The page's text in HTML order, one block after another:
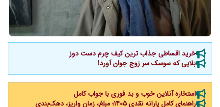
خرید اقساطی جذاب ترین کیف چرم دست دوز
بلایی که سوسک سر زوج جوان آورد!
استخاره آنلاین خوب و بد فوری با جواب کامل
راهنمای کامل یارانه نقدی ۱۴۰۵؛ مبلغ، زمان واریز، دهک‌بندی